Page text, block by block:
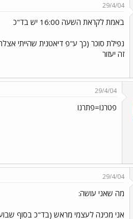
29/4/04
באמת לקראת השעה 16:00 יש בד"כ
זה יעזור
29/4/04
פטרנו=פתרנו
29/4/04
מה שאני עושה:
אני מכינה לעצמי מראש (בד"כ בסוף